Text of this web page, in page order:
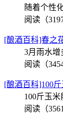
随着个性
阅读（
[酿酒百科]春之
3月雨水增
阅读（
[酿酒百科]100
100斤玉
阅读（